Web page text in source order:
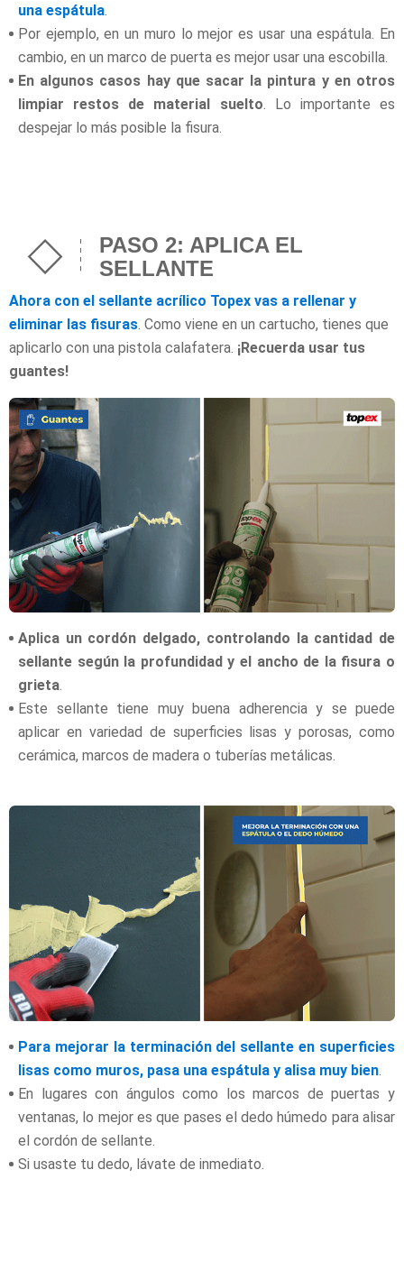
una espátula
Por ejemplo, en un muro lo mejor es usar una espátula. En
cambio, en un marco de puerta es mejor usar una escobilla.
En algunos casos hay que sacar la pintura y en otros
limpiar restos de material suelto . Lo importante es
despejar lo más posible la fisura.
PASO 2: APLICA EL
SELLANTE
Ahora con el sellante acrílico Topex vas a rellenar y
eliminar las fisuras . Como viene en un cartucho, tienes que
aplicarlo con una pistola calafatera. ¡Recuerda usar tus
guantes!
Aplica un cordón delgado, controlando la cantidad de
sellante según la profundidad y el ancho de la fisura o
grieta.
Este sellante tiene muy buena adherencia y se puede
aplicar en variedad de superficies lisas y porosas, como
cerámica, marcos de madera o tuberías metálicas.
Para mejorar la terminación del sellante en superficies
lisas como muros, pasa una espátula y alisa muy bien
En lugares con ángulos como los marcos de puertas y
ventanas, lo mejor es que pases el dedo húmedo para alisar
el cordón de sellante.
Si usaste tu dedo, lávate de inmediato.